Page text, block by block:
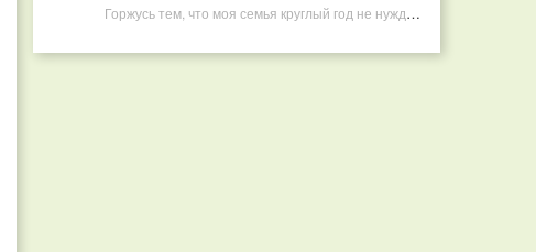
Горжусь тем, что моя семья круглый год не нуждается в покупных витаминах